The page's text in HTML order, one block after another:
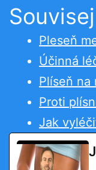
Pleseň
Účinná
Plíseň na
Proti
Jak